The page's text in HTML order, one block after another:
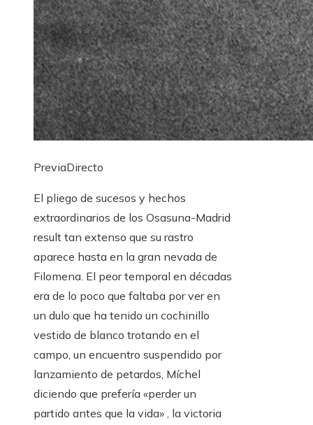
PreviaDirecto
El pliego de sucesos y hechos
extraordinarios de los Osasuna-Madrid
result tan extenso que su rastro
aparece hasta en la gran nevada de
Filomena. El peor temporal en décadas
era de lo poco que faltaba por ver en
un dulo que ha tenido un cochinillo
vestido de blanco trotando en el
campo, un encuentro suspendido por
lanzamiento de petardos, Míchel
diciendo que prefería «perder un
partido antes que la vida» , la victoria